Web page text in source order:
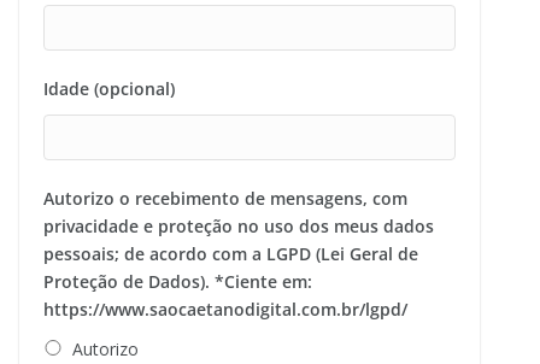
Idade (opcional)
Autorizo o recebimento de mensagens, com
privacidade e proteção no uso dos meus dados
pessoais; de acordo com a LGPD (Lei Geral de
Proteção de Dados). *Ciente em:
https://www.saocaetanodigital.com.br/lgpd/
Autorizo